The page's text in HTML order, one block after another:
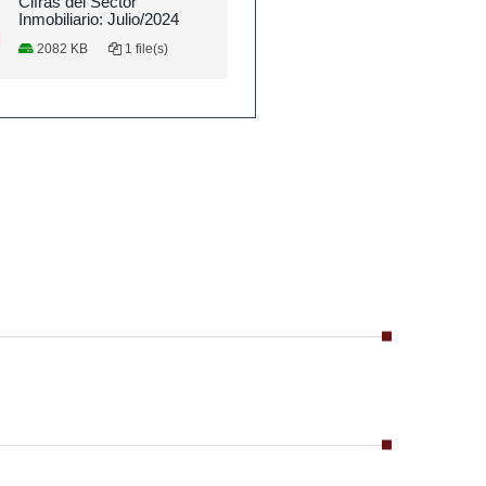
Inmobiliario: Julio/2024
2082 KB 1 file(s)